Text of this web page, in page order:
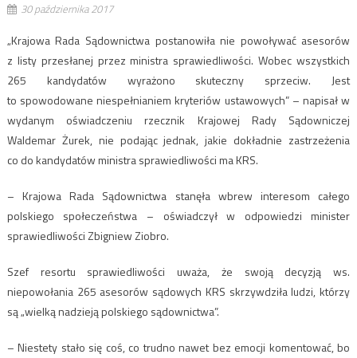
30 października 2017
„Krajowa Rada Sądownictwa postanowiła nie powoływać asesorów
z listy przesłanej przez ministra sprawiedliwości. Wobec wszystkich
265 kandydatów wyrażono skuteczny sprzeciw. Jest
to spowodowane niespełnianiem kryteriów ustawowych” – napisał w
wydanym oświadczeniu rzecznik Krajowej Rady Sądowniczej
Waldemar Żurek, nie podając jednak, jakie dokładnie zastrzeżenia
co do kandydatów ministra sprawiedliwości ma KRS.
– Krajowa Rada Sądownictwa stanęła wbrew interesom całego
polskiego społeczeństwa – oświadczył w odpowiedzi minister
sprawiedliwości Zbigniew Ziobro.
Szef resortu sprawiedliwości uważa, że swoją decyzją ws.
niepowołania 265 asesorów sądowych KRS skrzywdziła ludzi, którzy
są „wielką nadzieją polskiego sądownictwa”.
– Niestety stało się coś, co trudno nawet bez emocji komentować, bo